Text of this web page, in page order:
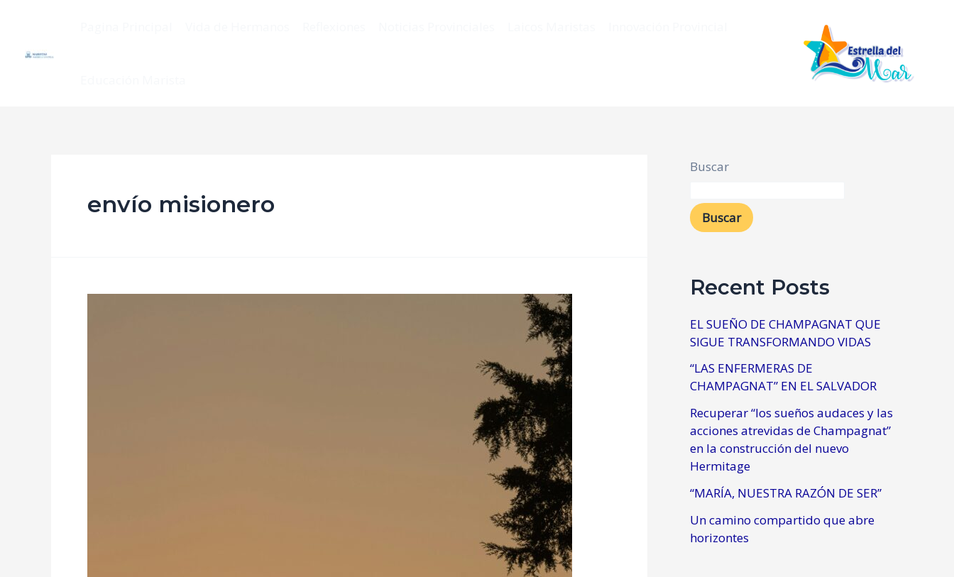
envío misionero
Buscar
Buscar
Recent Posts
EL SUEÑO DE CHAMPAGNAT QUE
SIGUE TRANSFORMANDO VIDAS
“LAS ENFERMERAS DE
CHAMPAGNAT” EN EL SALVADOR
Recuperar “los sueños audaces y las
acciones atrevidas de Champagnat”
en la construcción del nuevo
Hermitage
“MARÍA, NUESTRA RAZÓN DE SER”
Un camino compartido que abre
horizontes